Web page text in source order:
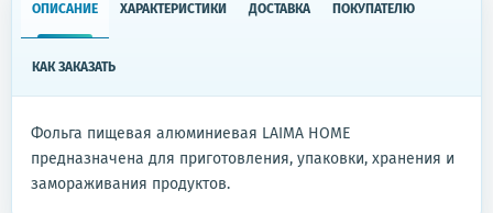
ОПИСАНИЕ ХАРАКТЕРИСТИКИ ДОСТАВКА ПОКУПАТЕЛЮ
КАК ЗАКАЗАТЬ
Фольга пищевая алюминиевая LAIMA HOME
предназначена для приготовления, упаковки, хранения и
замораживания продуктов.